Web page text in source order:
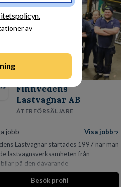
av
Århus, Oslo och Helsingfors kan vi
Piper erbjuda våra klienter en unik,
och gränsöverskridande nordisk
På vårt kontor i centrala Stockholm är
Finnvedens
Lastvagnar AB
ÅTERFÖRSÄLJARE
jobb
Visa jobb
Lastvagnar startades 1997 när man
lastvagnsverksamheten från
på den dåvarande
i Värnamo. Sedan dess har
kraftigt genom ett antal
Besök profil